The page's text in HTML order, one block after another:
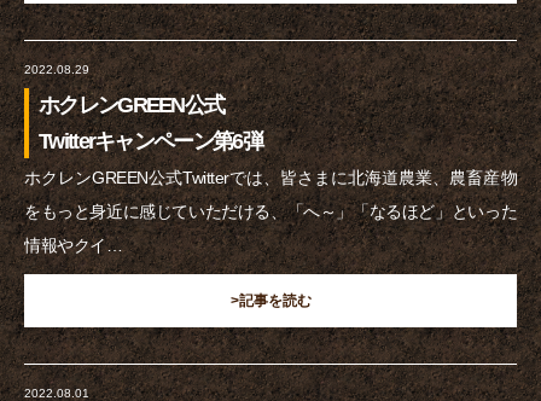
2022.08.29
ホクレンGREEN公式
Twitterキャンペーン第6弾
ホクレンGREEN公式Twitterでは、皆さまに北海道農業、農畜産物
をもっと身近に感じていただける、「へ～」「なるほど」といった
情報やクイ…
>記事を読む
2022.08.01